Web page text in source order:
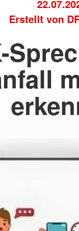
Erstellt von